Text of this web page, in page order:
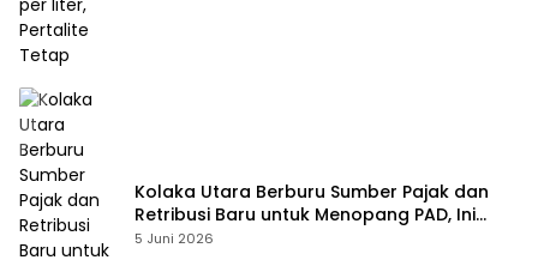
Kolaka Utara Berburu Sumber Pajak dan
Retribusi Baru untuk Menopang PAD, Ini
Daftarnya
5 Juni 2026